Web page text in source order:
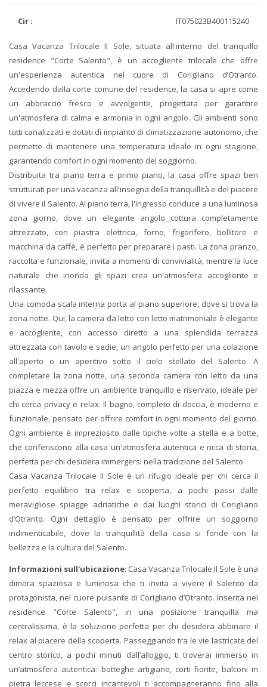
Cir : IT075023B400115240
Casa Vacanza Trilocale Il Sole, situata all'interno del tranquillo
residence "Corte Salento", è un accogliente trilocale che offre
un'esperienza autentica nel cuore di Corigliano d’Otranto.
Accedendo dalla corte comune del residence, la casa si apre come
un abbraccio fresco e avvolgente, progettata per garantire
un'atmosfera di calma e armonia in ogni angolo. Gli ambienti sono
tutti canalizzati e dotati di impianto di climatizzazione autonomo, che
permette di mantenere una temperatura ideale in ogni stagione,
garantendo comfort in ogni momento del soggiorno.
Distribuita tra piano terra e primo piano, la casa offre spazi ben
strutturati per una vacanza all'insegna della tranquillità e del piacere
di vivere il Salento. Al piano terra, l'ingresso conduce a una luminosa
zona giorno, dove un elegante angolo cottura completamente
attrezzato, con piastra elettrica, forno, frigorifero, bollitore e
macchina da caffè, è perfetto per preparare i pasti. La zona pranzo,
raccolta e funzionale, invita a momenti di convivialità, mentre la luce
naturale che inonda gli spazi crea un'atmosfera accogliente e
rilassante.
Una comoda scala interna porta al piano superiore, dove si trova la
zona notte. Qui, la camera da letto con letto matrimoniale è elegante
e accogliente, con accesso diretto a una splendida terrazza
attrezzata con tavolo e sedie, un angolo perfetto per una colazione
all'aperto o un aperitivo sotto il cielo stellato del Salento. A
completare la zona notte, una seconda camera con letto da una
piazza e mezza offre un ambiente tranquillo e riservato, ideale per
chi cerca privacy e relax. Il bagno, completo di doccia, è moderno e
funzionale, pensato per offrire comfort in ogni momento del giorno.
Ogni ambiente è impreziosito dalle tipiche volte a stella e a botte,
che conferiscono alla casa un'atmosfera autentica e ricca di storia,
perfetta per chi desidera immergersi nella tradizione del Salento.
Casa Vacanza Trilocale Il Sole è un rifugio ideale per chi cerca il
perfetto equilibrio tra relax e scoperta, a pochi passi dalle
meravigliose spiagge adriatiche e dai luoghi storici di Corigliano
d’Otranto. Ogni dettaglio è pensato per offrire un soggiorno
indimenticabile, dove la tranquillità della casa si fonde con la
bellezza e la cultura del Salento.
Informazioni sull'ubicazione: Casa Vacanza Trilocale Il Sole è una
dimora spaziosa e luminosa che ti invita a vivere il Salento da
protagonista, nel cuore pulsante di Corigliano d’Otranto. Inserita nel
residence "Corte Salento", in una posizione tranquilla ma
centralissima, è la soluzione perfetta per chi desidera abbinare il
relax al piacere della scoperta. Passeggiando tra le vie lastricate del
centro storico, a pochi minuti dall’alloggio, ti troverai immerso in
un’atmosfera autentica: botteghe artigiane, corti fiorite, balconi in
pietra leccese e scorci incantevoli ti accompagneranno fino alla